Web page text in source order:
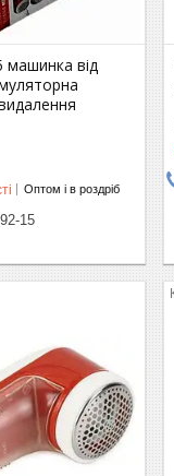
машинка від
Оптом і в роздріб
15